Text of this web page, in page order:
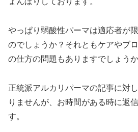
やっぱり弱酸性パーマは適応者が
のでしょうか？それともケアやブ
の仕方の問題もありますでしょう
正統派アルカリパーマの記事に対
りませんが、お時間がある時に返
す。